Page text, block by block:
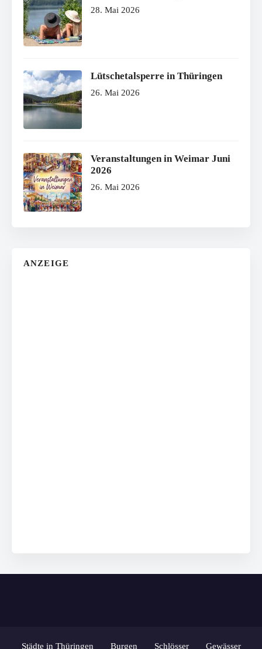
28. Mai 2026
Lütschetalsperre in Thüringen
26. Mai 2026
Veranstaltungen in Weimar Juni
2026
26. Mai 2026
ANZEIGE
Städte in Thüringen Burgen Schlösser Gewässer